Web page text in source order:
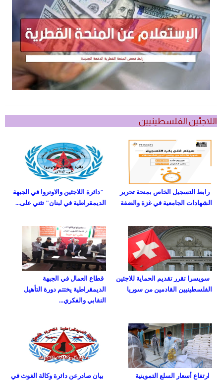
اللاجئين الفلسطينيين
"دائرة اللاجئين والاونروا في الجبهة
الديمقراطية في لبنان" تثني على...
رابط التسجيل الخاص بمنحة تحرير
الشهادات الجامعية في غزة والضفة
قطاع العمال في الجبهة
الديمقراطية يختتم دورة التأهيل
النقابي والفكري...
سويسرا تقرر تقديم الحماية للاجئين
الفلسطينيين القادمين من سوريا
بيان صادرعن دائرة وكالة الغوث في
ارتفاع أسعار السلع التموينية